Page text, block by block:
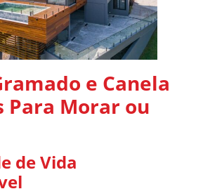
e Canela
Para Morar ou
de Vida